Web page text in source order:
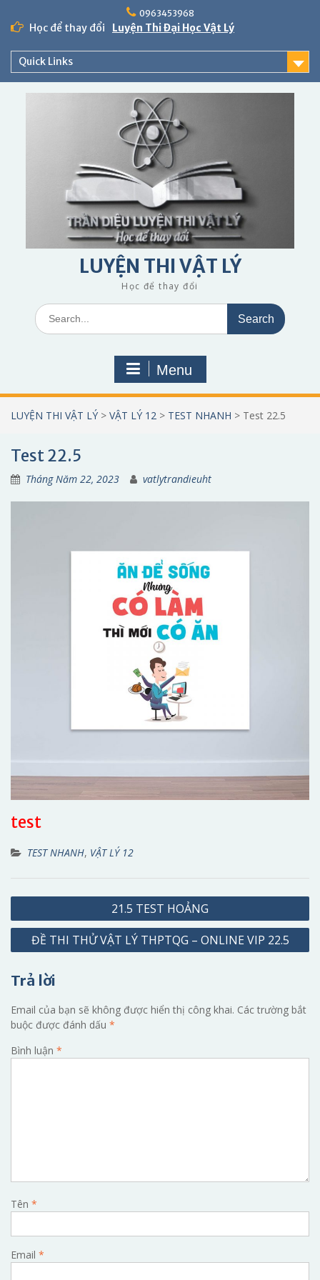
content
0963453968
Học để thay đổi Luyện Thi Đại Học Vật Lý
Quick Links
LUYỆN THI VẬT LÝ
Học để thay đổi
Search
for:
Menu
LUYỆN THI VẬT LÝ > VẬT LÝ 12 > TEST NHANH > Test 22.5
Test 22.5
Tháng Năm 22, 2023 vatlytrandieuht
test
TEST NHANH, VẬT LÝ 12
Điều
hướng
21.5 TEST HOẢNG
ĐỀ THI THỬ VẬT LÝ THPTQG – ONLINE VIP 22.5
Trả lời
Email của bạn sẽ không được hiển thị công khai. Các trường bắt
buộc được đánh dấu *
Bình luận *
Tên *
Email *